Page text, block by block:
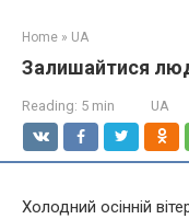
Home » UA
Залишайтися
Reading: 5 min UA
Холодний осінній